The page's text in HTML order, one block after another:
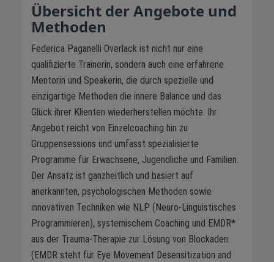
Übersicht der Angebote und
Methoden
Federica Paganelli Overlack ist nicht nur eine
qualifizierte Trainerin, sondern auch eine erfahrene
Mentorin und Speakerin, die durch spezielle und
einzigartige Methoden die innere Balance und das
Glück ihrer Klienten wiederherstellen möchte. Ihr
Angebot reicht von Einzelcoaching hin zu
Gruppensessions und umfasst spezialisierte
Programme für Erwachsene, Jugendliche und Familien.
Der Ansatz ist ganzheitlich und basiert auf
anerkannten, psychologischen Methoden sowie
innovativen Techniken wie NLP (Neuro-Linguistisches
Programmieren), systemischem Coaching und EMDR*
aus der Trauma-Therapie zur Lösung von Blockaden.
(EMDR steht für Eye Movement Desensitization and